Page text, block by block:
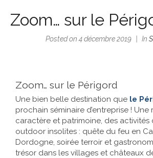
Soirées
L’agence
Insularis
Actualités
Zoom… sur le
Posted on4 décembre 2019 In
Zoom… sur le Périgord
Une bien belle destination que le
prochain séminaire d’entreprise !
caractère et patrimoine, des activités
outdoor insolites : quête du feu en
Dordogne, soirée terroir et
trésor dans les villages et châteaux